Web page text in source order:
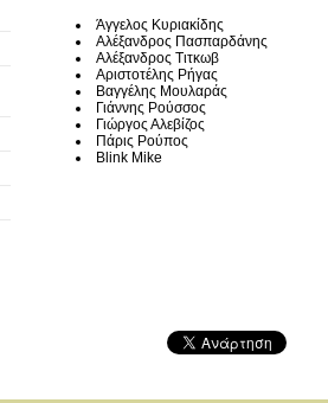
Άγγελος Κυριακίδης
Αλέξανδρος Πασπαρδάνης
Αλέξανδρος Τιτκωβ
Αριστοτέλης Ρήγας
Βαγγέλης Μουλαράς
Γιάννης Ρούσσος
Γιώργος Αλεβίζος
Πάρις Ρούπος
Blink Mike